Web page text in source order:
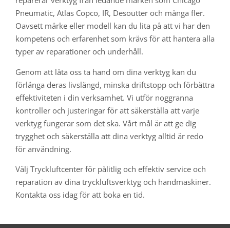
Pneumatic, Atlas Copco, IR, Desoutter och många fler.
Oavsett märke eller modell kan du lita på att vi har den
kompetens och erfarenhet som krävs för att hantera alla
typer av reparationer och underhåll.
Genom att låta oss ta hand om dina verktyg kan du
förlänga deras livslängd, minska driftstopp och förbättra
effektiviteten i din verksamhet. Vi utför noggranna
kontroller och justeringar för att säkerställa att varje
verktyg fungerar som det ska. Vårt mål är att ge dig
trygghet och säkerställa att dina verktyg alltid är redo
för användning.
Välj Tryckluftcenter för pålitlig och effektiv service och
reparation av dina tryckluftsverktyg och handmaskiner.
Kontakta oss idag för att boka en tid.